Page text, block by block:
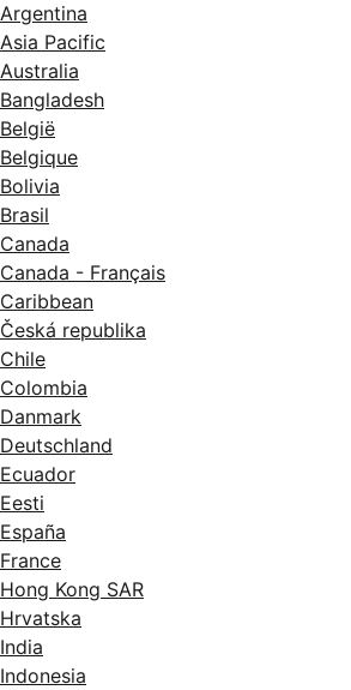
Argentina
Asia Pacific
Australia
Bangladesh
België
Belgique
Bolivia
Brasil
Canada
Canada - Français
Caribbean
Česká republika
Chile
Colombia
Danmark
Deutschland
Ecuador
Eesti
España
France
Hong Kong SAR
Hrvatska
India
Indonesia